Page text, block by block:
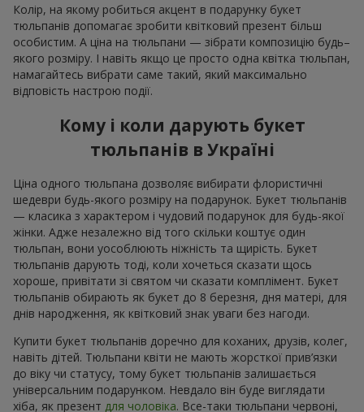
Колір, на якому робиться акцент в подарунку букет
тюльпанів допомагає зробити квітковий презент більш
особистим. А ціна на тюльпани — зібрати композицію будь–
якого розміру. І навіть якщо це просто одна квітка тюльпан,
намагайтесь вибрати саме такий, який максимально
відповість настрою події.
Кому і коли дарують букет
тюльпанів в Україні
Ціна одного тюльпана дозволяє вибирати флористичні
шедеври будь-якого розміру на подарунок. Букет тюльпанів
— класика з характером і чудовий подарунок для будь-якої
жінки. Адже незалежно від того скільки коштує один
тюльпан, вони уособлюють ніжність та щирість. Букет
тюльпанів дарують тоді, коли хочеться сказати щось
хороше, привітати зі святом чи сказати комплімент. Букет
тюльпанів обирають як букет до 8 березня, дня матері, для
днів народження, як квітковий знак уваги без нагоди.
Купити букет тюльпанів доречно для коханих, друзів, колег,
навіть дітей. Тюльпани квіти не мають жорсткої прив’язки
до віку чи статусу, тому букет тюльпанів залишається
універсальним подарунком. Невдало він буде виглядати
хіба, як презент для чоловіка. Все-таки тюльпани червоні,